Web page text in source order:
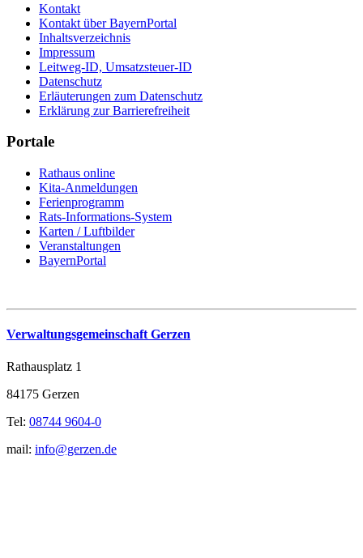
Kontakt
Kontakt über BayernPortal
Inhaltsverzeichnis
Impressum
Leitweg-ID, Umsatzsteuer-ID
Datenschutz
Erläuterungen zum Datenschutz
Erklärung zur Barrierefreiheit
Portale
Rathaus online
Kita-Anmeldungen
Ferienprogramm
Rats-Informations-System
Karten / Luftbilder
Veranstaltungen
BayernPortal
Verwaltungsgemeinschaft Gerzen
Rathausplatz 1
84175 Gerzen
Tel: 08744 9604-0
mail: info@gerzen.de